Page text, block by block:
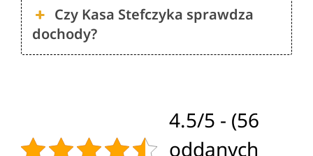
Czy Kasa Stefczyka sprawdza
dochody?
4.5/5 - (56
oddanych